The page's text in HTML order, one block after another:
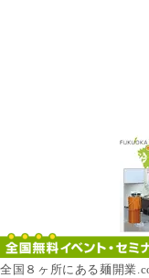
全国８ヶ所にある麺開業